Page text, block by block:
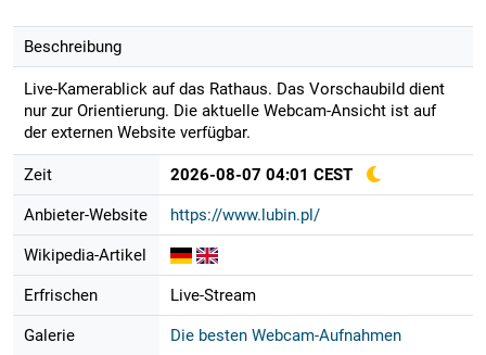
Beschreibung
Live-Kamerablick auf das Rathaus. Das Vorschaubild dient
nur zur Orientierung. Die aktuelle Webcam-Ansicht ist auf
der externen Website verfügbar.
Zeit 2026-08-07 04:01 CEST
Anbieter-Website https://www.lubin.pl/
Wikipedia-Artikel
Erfrischen Live-Stream
Galerie Die besten Webcam-Aufnahmen